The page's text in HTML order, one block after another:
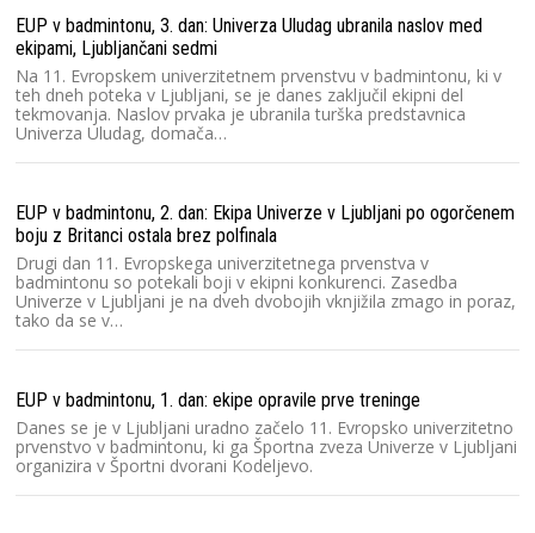
EUP v badmintonu, 3. dan: Univerza Uludag ubranila naslov med
ekipami, Ljubljančani sedmi
Na 11. Evropskem univerzitetnem prvenstvu v badmintonu, ki v
teh dneh poteka v Ljubljani, se je danes zaključil ekipni del
tekmovanja. Naslov prvaka je ubranila turška predstavnica
Univerza Uludag, domača…
EUP v badmintonu, 2. dan: Ekipa Univerze v Ljubljani po ogorčenem
boju z Britanci ostala brez polfinala
Drugi dan 11. Evropskega univerzitetnega prvenstva v
badmintonu so potekali boji v ekipni konkurenci. Zasedba
Univerze v Ljubljani je na dveh dvobojih vknjižila zmago in poraz,
tako da se v…
EUP v badmintonu, 1. dan: ekipe opravile prve treninge
Danes se je v Ljubljani uradno začelo 11. Evropsko univerzitetno
prvenstvo v badmintonu, ki ga Športna zveza Univerze v Ljubljani
organizira v Športni dvorani Kodeljevo.